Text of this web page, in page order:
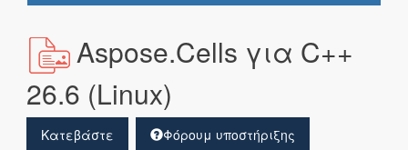
Aspose.Cells για C++
26.6 (Linux)
Κατεβάστε Φόρουμ υποστήριξης